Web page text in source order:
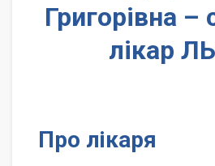
Григорівна –
лікар
Про лікаря